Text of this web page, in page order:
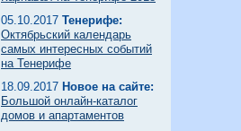
05.10.2017 Тенерифе:
Октябрьский календарь
самых интересных событий
на Тенерифе
18.09.2017 Новое на сайте:
Большой онлайн-каталог
домов и апартаментов